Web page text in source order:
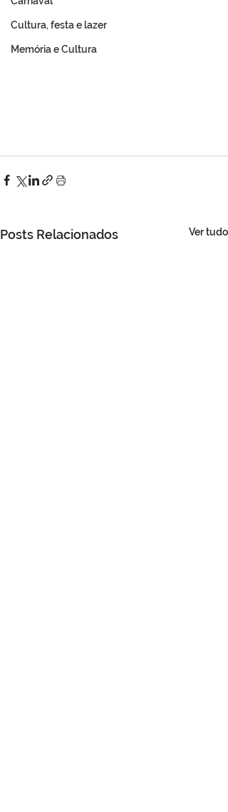
Cultura, festa e lazer
Memória e Cultura
Posts Relacionados Ver tudo